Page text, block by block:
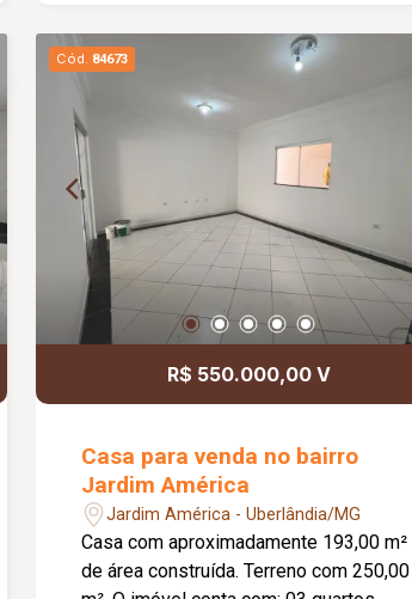
e ideais para quem busca conforto e
praticidade. Informações
complementares: Área construída de
aproximadamente 88,07 m².
Cód. 84673
R$ 550.000,00 V
Casa para venda no bairro
Jardim América
Jardim América - Uberlândia/MG
Casa com aproximadamente 193,00 m²
de área construída. Terreno com 250,00